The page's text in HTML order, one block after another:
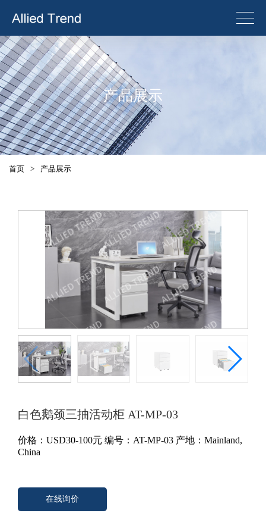
产品展示
首页 > 产品展示
白色鹅颈三抽活动柜 AT-MP-03
价格： USD30-100元 编号：AT-MP-03 产地：Mainland,
China
在线询价